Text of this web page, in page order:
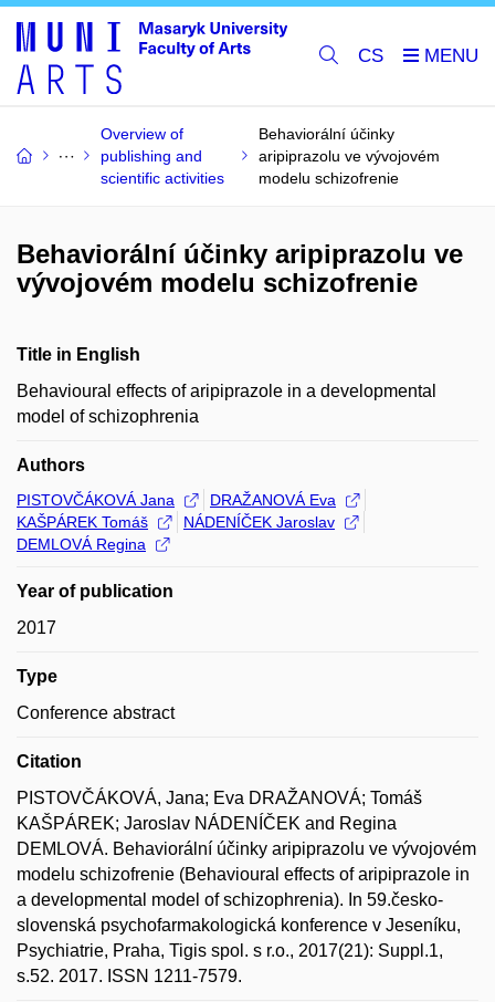
CS
Overview of
publishing and
scientific activities
Behaviorální účinky
aripiprazolu ve vývojovém
modelu schizofrenie
Behaviorální účinky aripiprazolu ve
vývojovém modelu schizofrenie
Title in English
Behavioural effects of aripiprazole in a developmental
model of schizophrenia
Authors
PISTOVČÁKOVÁ Jana
DRAŽANOVÁ Eva
KAŠPÁREK Tomáš
NÁDENÍČEK Jaroslav
DEMLOVÁ Regina
Year of publication
2017
Type
Conference abstract
Citation
PISTOVČÁKOVÁ, Jana; Eva DRAŽANOVÁ; Tomáš
KAŠPÁREK; Jaroslav NÁDENÍČEK and Regina
DEMLOVÁ. Behaviorální účinky aripiprazolu ve vývojovém
modelu schizofrenie (Behavioural effects of aripiprazole in
a developmental model of schizophrenia). In 59.česko-
slovenská psychofarmakologická konference v Jeseníku,
Psychiatrie, Praha, Tigis spol. s r.o., 2017(21): Suppl.1,
s.52. 2017. ISSN 1211-7579.